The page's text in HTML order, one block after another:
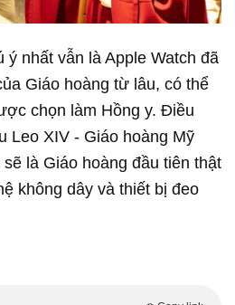
ý nhất vẫn là Apple Watch đã
Giáo hoàng từ lâu, có thể
chọn làm Hồng y. Điều
Leo XIV - Giáo hoàng Mỹ
là Giáo hoàng đầu tiên thật
không dây và thiết bị đeo